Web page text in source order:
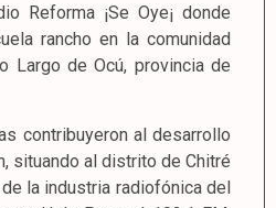
Reforma ¡Se Oye¡ donde
rancho en la comunidad
Largo de Ocú, provincia de
contribuyeron al desarrollo
situando al distrito de Chitré
la industria radiofónica del